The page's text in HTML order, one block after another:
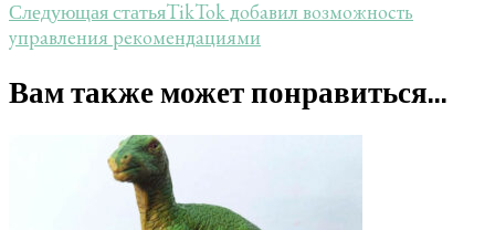
Следующая статьяTikTok добавил возможность
управления рекомендациями
Вам также может понравиться...